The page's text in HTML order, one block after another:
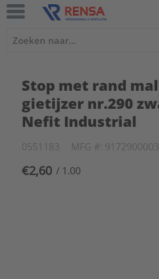
Stop met rand
gietijzer nr.290
Nefit Industrial
0551183 MFG #: 9172900003
€2,60 / 1.00